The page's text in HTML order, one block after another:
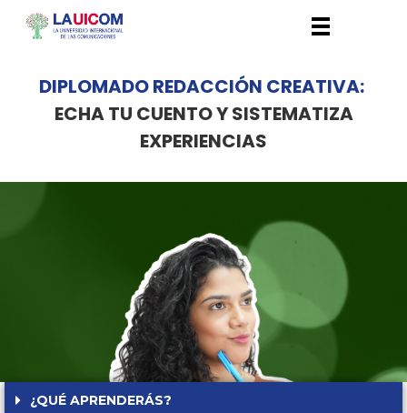
DIPLOMADO REDACCIÓN CREATIVA:
ECHA TU CUENTO Y SISTEMATIZA
EXPERIENCIAS
¿QUÉ APRENDERÁS?